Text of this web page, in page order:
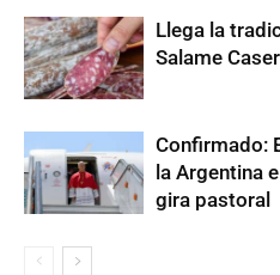
Llega la
Salame
Confirmado:
la Argentina
gira pastoral